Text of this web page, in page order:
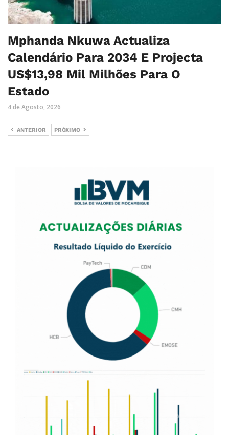
Mphanda Nkuwa Actualiza
Calendário Para 2034 E Projecta
US$13,98 Mil Milhões Para O
Estado
4 de Agosto, 2026
ANTERIOR PRÓXIMO